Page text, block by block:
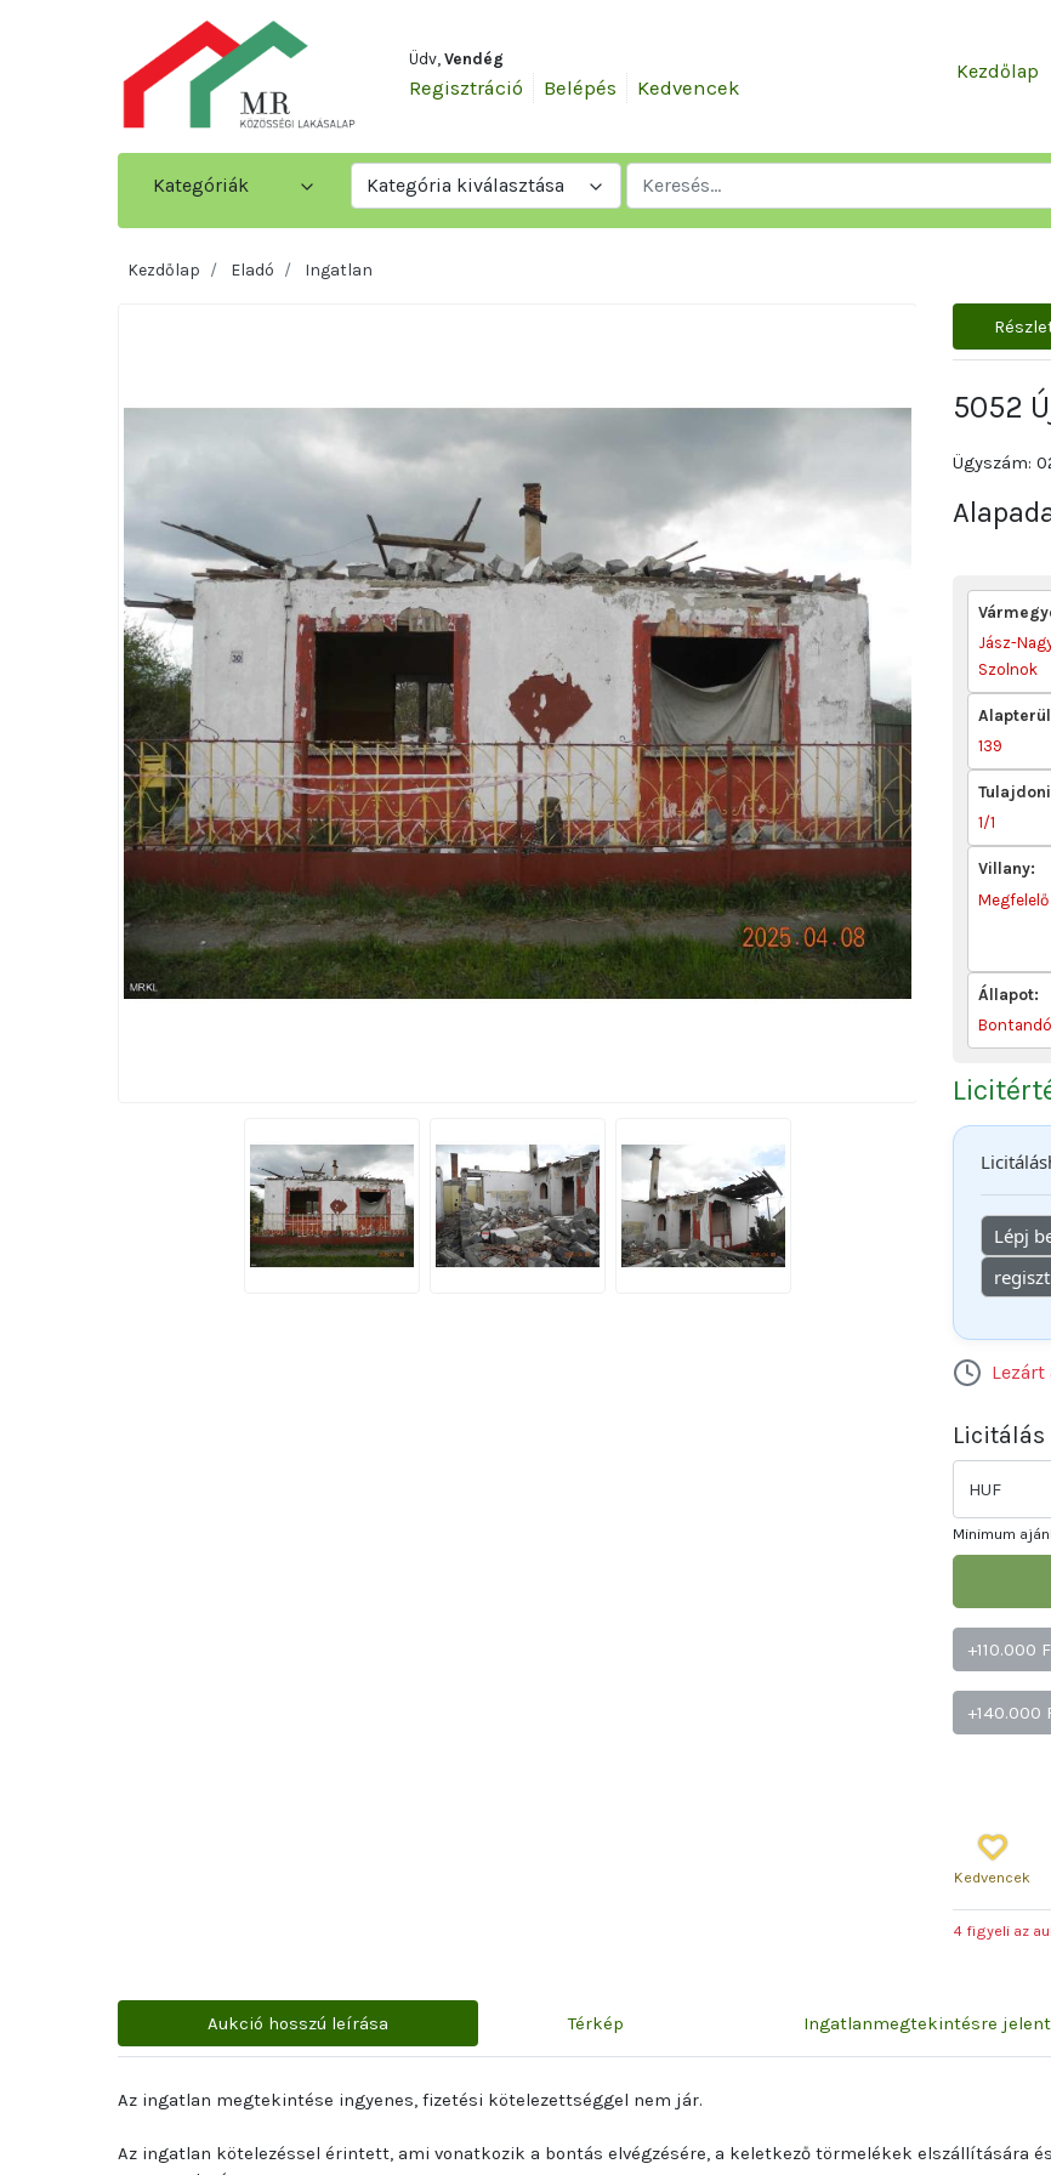
Üdv, Vendég
Regisztráció Belépés Kedvencek
Kezdőlap
Kategóriák Kategória kiválasztása
Kezdőlap Eladó Ingatlan
5052
Ügyszám:
Jász-
Szolnok
139
1/1
Villany:
Megfelelő
Állapot:
Bontandó
Lépj
Licitálás
HUF
Minimum
+110.000
+140.000
Kedvencek
4 figyeli az
Aukció hosszú leírása Térkép Ingatlanmegtekintésre
Az ingatlan megtekintése ingyenes, fizetési kötelezettséggel nem jár.
Az ingatlan kötelezéssel érintett, ami vonatkozik a bontás elvégzésére, a keletkező törmelékek elszállítására